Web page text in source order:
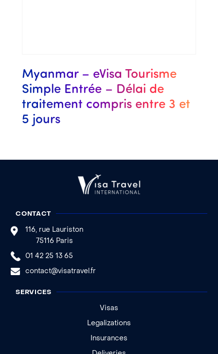
Myanmar – eVisa Tourisme
Simple Entrée – Délai de
traitement compris entre 3 et
5 jours
CONTACT
116, rue Lauriston
75116 Paris
01 42 25 13 65
contact@visatravel.fr
SERVICES
Visas
Legalizations
Insurances